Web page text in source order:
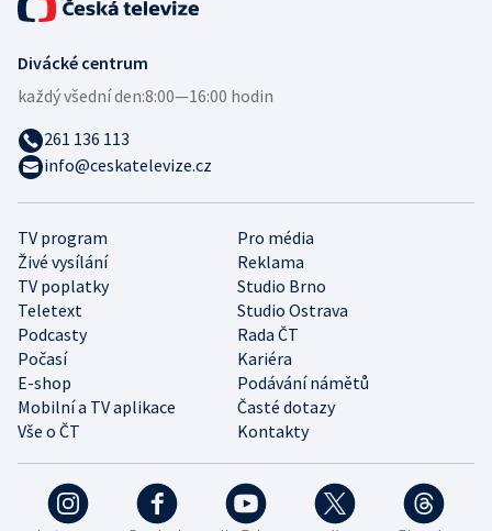
TV program
Pro média
Živé vysílání
Reklama
TV poplatky
Studio Brno
Teletext
Studio Ostrava
Podcasty
Rada ČT
Počasí
Kariéra
E-shop
Podávání námětů
Mobilní a TV aplikace
Časté dotazy
Vše o ČT
Kontakty
Divácké centrum
každý všední den:8:00—16:00 hodin
261 136 113
info@ceskatelevize.cz